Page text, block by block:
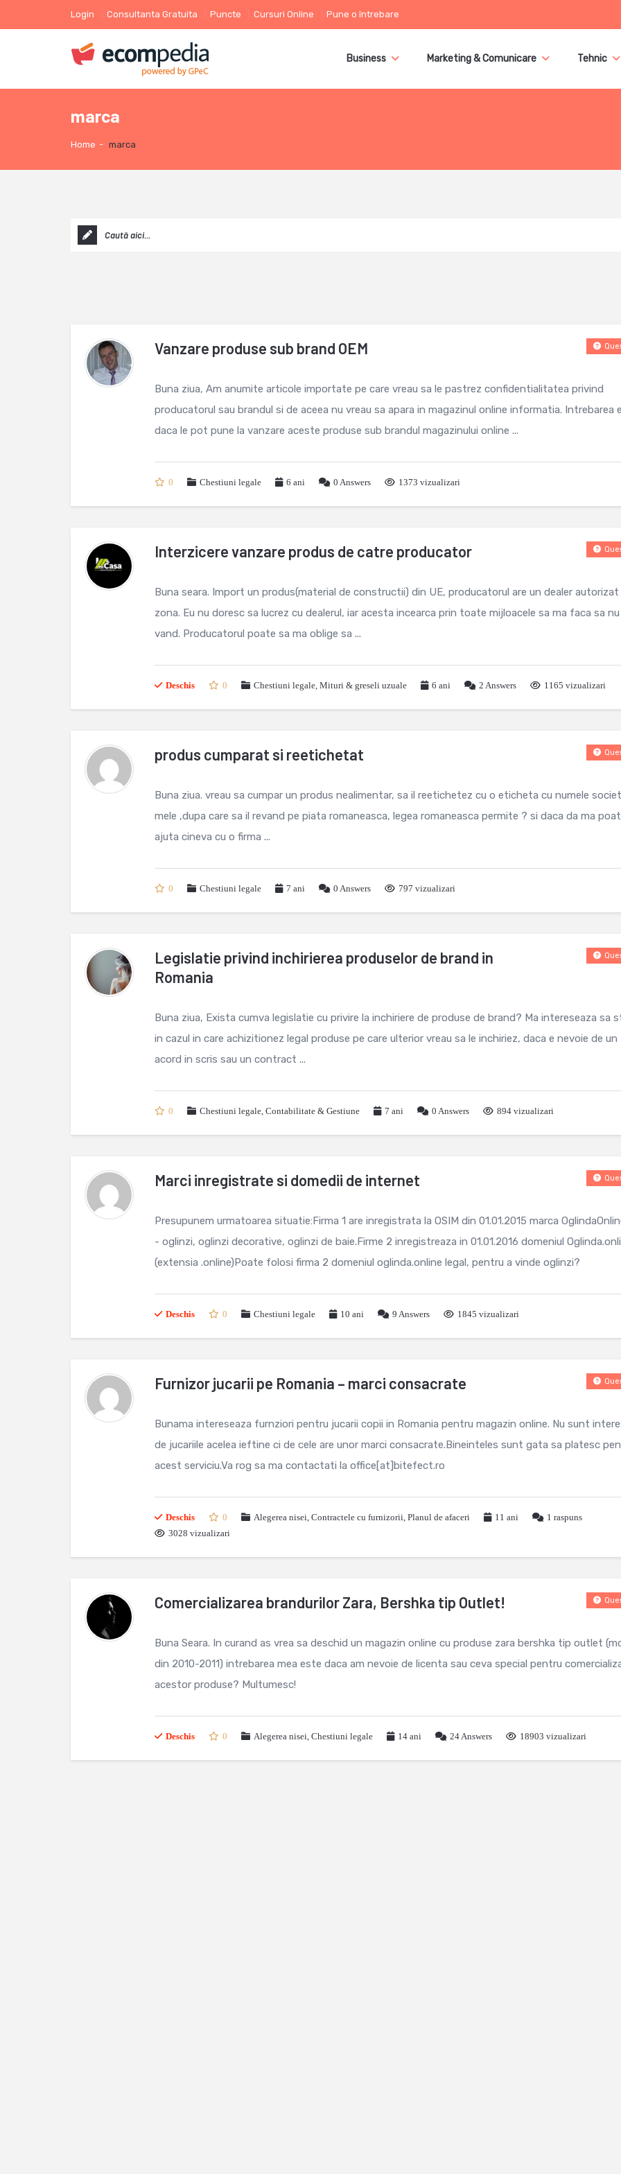
Login Consultanta Gratuita Puncte Cursuri Online Pune o întrebare
Business Marketing & Comunicare Tehnic
marca
Home - marca
Vanzare produse sub brand OEM
Buna ziua, Am anumite articole importate pe care vreau sa le pastrez confidentialitatea privind
producatorul sau brandul si de aceea nu vreau sa apara in magazinul online informatia. Intrebarea
daca le pot pune la vanzare aceste produse sub brandul magazinului online ...
0 Chestiuni legale 6 ani 0 Answers 1373 vizualizari
Interzicere vanzare produs de catre producator
Buna seara. Import un produs(material de constructii) din UE, producatorul are un dealer autorizat
zona. Eu nu doresc sa lucrez cu dealerul, iar acesta incearca prin toate mijloacele sa ma faca sa nu
vand. Producatorul poate sa ma oblige sa ...
Deschis 0 Chestiuni legale, Mituri & greseli uzuale 6 ani 2 Answers 1165 vizualizari
produs cumparat si reetichetat
Buna ziua. vreau sa cumpar un produs nealimentar, sa il reetichetez cu o eticheta cu numele
mele ,dupa care sa il revand pe piata romaneasca, legea romaneasca permite ? si daca da ma
ajuta cineva cu o firma ...
0 Chestiuni legale 7 ani 0 Answers 797 vizualizari
Legislatie privind inchirierea produselor de brand in
Romania
Buna ziua, Exista cumva legislatie cu privire la inchiriere de produse de brand? Ma intereseaza sa
in cazul in care achizitionez legal produse pe care ulterior vreau sa le inchiriez, daca e nevoie de un
acord in scris sau un contract ...
0 Chestiuni legale, Contabilitate & Gestiune 7 ani 0 Answers 894 vizualizari
Marci inregistrate si domedii de internet
Presupunem urmatoarea situatie:Firma 1 are inregistrata la OSIM din 01.01.2015 marca
- oglinzi, oglinzi decorative, oglinzi de baie.Firme 2 inregistreaza in 01.01.2016 domeniul
(extensia .online)Poate folosi firma 2 domeniul oglinda.online legal, pentru a vinde oglinzi?
Deschis 0 Chestiuni legale 10 ani 9 Answers 1845 vizualizari
Furnizor jucarii pe Romania – marci consacrate
Bunama intereseaza furnziori pentru jucarii copii in Romania pentru magazin online. Nu sunt
de jucariile acelea ieftine ci de cele are unor marci consacrate.Bineinteles sunt gata sa platesc
acest serviciu.Va rog sa ma contactati la office[at]bitefect.ro
Deschis 0 Alegerea nisei, Contractele cu furnizorii, Planul de afaceri 11 ani 1 raspuns
3028 vizualizari
Comercializarea brandurilor Zara, Bershka tip Outlet!
Buna Seara. In curand as vrea sa deschid un magazin online cu produse zara bershka tip outlet
din 2010-2011) intrebarea mea este daca am nevoie de licenta sau ceva special pentru
acestor produse? Multumesc!
Deschis 0 Alegerea nisei, Chestiuni legale 14 ani 24Answers 18903 vizualizari